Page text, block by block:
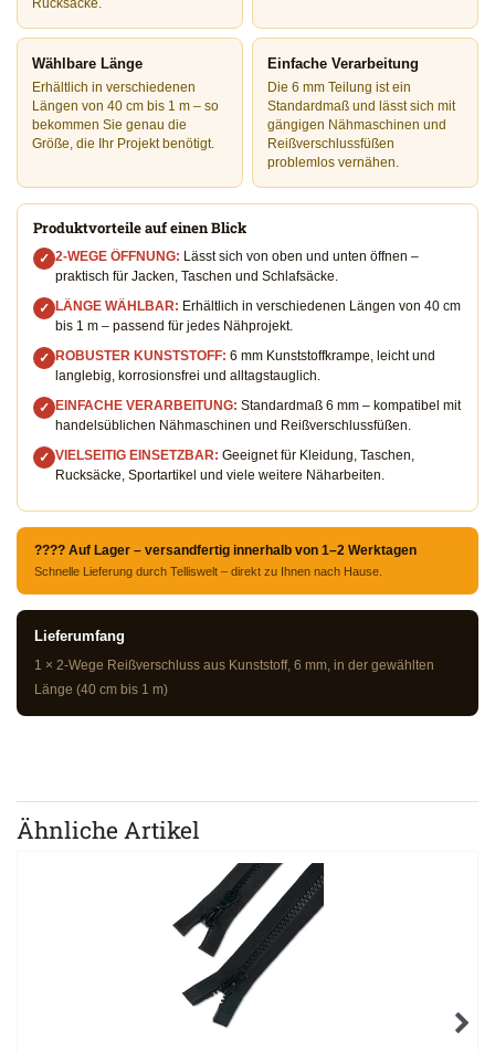
Rucksäcke.
Wählbare Länge
Erhältlich in verschiedenen
Längen von 40 cm bis 1 m – so
bekommen Sie genau die
Größe, die Ihr Projekt benötigt.
Einfache Verarbeitung
Die 6 mm Teilung ist ein
Standardmaß und lässt sich mit
gängigen Nähmaschinen und
Reißverschlussfüßen
problemlos vernähen.
Produktvorteile auf einen Blick
✓ 2-WEGE ÖFFNUNG: Lässt sich von oben und unten öffnen –
praktisch für Jacken, Taschen und Schlafsäcke.
✓ LÄNGE WÄHLBAR: Erhältlich in verschiedenen Längen von 40 cm
bis 1 m – passend für jedes Nähprojekt.
✓ ROBUSTER KUNSTSTOFF: 6 mm Kunststoffkrampe, leicht und
langlebig, korrosionsfrei und alltagstauglich.
✓ EINFACHE VERARBEITUNG: Standardmaß 6 mm – kompatibel mit
handelsüblichen Nähmaschinen und Reißverschlussfüßen.
✓ VIELSEITIG EINSETZBAR: Geeignet für Kleidung, Taschen,
Rucksäcke, Sportartikel und viele weitere Näharbeiten.
???? Auf Lager – versandfertig innerhalb von 1–2 Werktagen
Schnelle Lieferung durch Telliswelt – direkt zu Ihnen nach Hause.
Lieferumfang
1 × 2-Wege Reißverschluss aus Kunststoff, 6 mm, in der gewählten
Länge (40 cm bis 1 m)
Ähnliche Artikel